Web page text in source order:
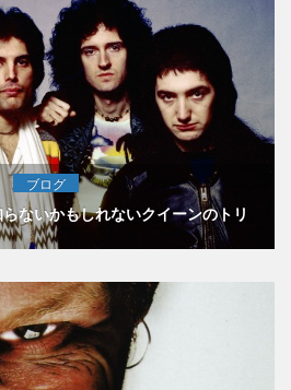
ブログ
ないかもしれないクイーンのトリ